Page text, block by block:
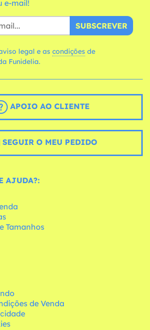
e-mail!
SUBSCREVER
legal e as condições
Funidelia.
APOIO AO CLIENTE
SEGUIR O MEU PEDIDO
AJUDA?:
Tamanhos
de Venda